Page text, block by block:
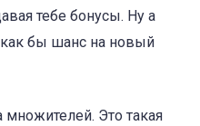
тебе бонусы. Ну а
бы шанс на новый
множителей. Это такая